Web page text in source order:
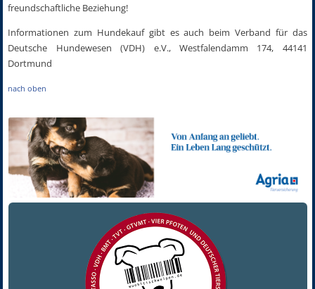
freundschaftliche Beziehung!
Informationen zum Hundekauf gibt es auch beim Verband für das
Deutsche Hundewesen (VDH) e.V., Westfalendamm 174, 44141
Dortmund
nach oben